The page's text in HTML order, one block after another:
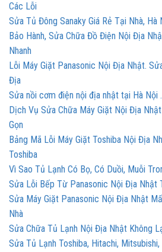
Các Lỗi
Sửa Tủ Đông Sanaky Giá Rẻ Tại Nhà,
Bảo Hành, Sửa Chữa Đồ Điện Nội Địa
Nhanh
Lỗi Máy Giặt Panasonic Nội Địa Nhật.
Địa
Sửa nồi cơm điện nội địa nhật tại Hà Nội
Dịch Vụ Sửa Chữa Máy Giặt Nội Địa
Gọn
Bảng Mã Lỗi Máy Giặt Toshiba Nội Địa
Toshiba
Vì Sao Tủ Lạnh Có Bọ, Có Duồi, Muỗi
Sửa Lỗi Bếp Từ Panasonic Nội Địa Nhật
Sửa Máy Giặt Panasonic Nội Địa Nhật
Nhà
Sửa Chữa Tủ Lạnh Nội Địa Nhật Không
Sửa Tủ Lạnh Toshiba, Hitachi,